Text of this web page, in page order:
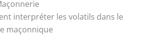
interpréter les volatils dans le
maçonnique